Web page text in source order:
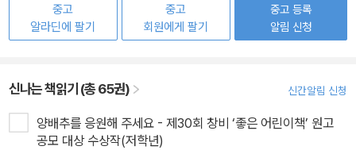
중고
알라딘에 팔기
중고
회원에게 팔기
중고 등록
알림 신청
신나는 책읽기 (총 65권) 신간알림 신청
양배추를 응원해 주세요 - 제30회 창비 ‘좋은 어린이책’ 원고
공모 대상 수상작(저학년)